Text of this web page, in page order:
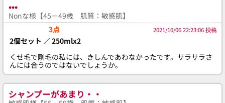
•••
Nonな様【45－49歳 肌質：敏感肌】
3点
2021/10/06 22:23:06 投稿
2個セット ／ 250mlx2
くせ毛で剛毛の私には、きしんであわなかったです。サラサラさ
んには合うのではないでしょうか。
シャンプーがあまり・・